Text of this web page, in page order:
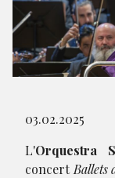
03.02.2025
L'Orquestra
concert Ballets